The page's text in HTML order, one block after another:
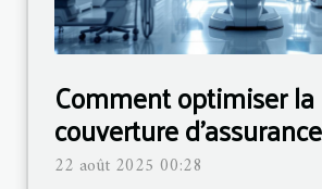
Comment optimiser la
couverture
secteurs Medtech et
22 août 2025 00:28